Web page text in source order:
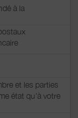
à la
et les parties
état qu'à votre